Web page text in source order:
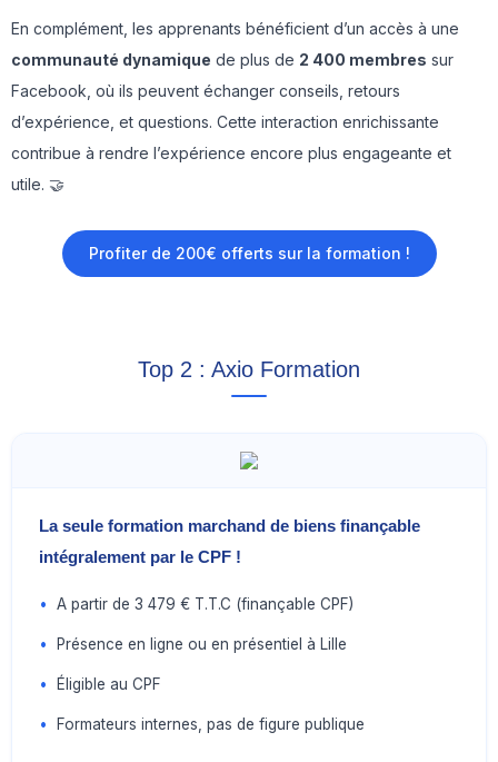
En complément, les apprenants bénéficient d’un accès à une
communauté dynamique de plus de 2 400 membres sur
Facebook, où ils peuvent échanger conseils, retours
d’expérience, et questions. Cette interaction enrichissante
contribue à rendre l’expérience encore plus engageante et
utile. 🤝
Profiter de 200€ offerts sur la formation !
Top 2 : Axio Formation
La seule formation marchand de biens finançable
intégralement par le CPF !
• A partir de 3 479 € T.T.C (finançable CPF)
• Présence en ligne ou en présentiel à Lille
• Éligible au CPF
• Formateurs internes, pas de figure publique